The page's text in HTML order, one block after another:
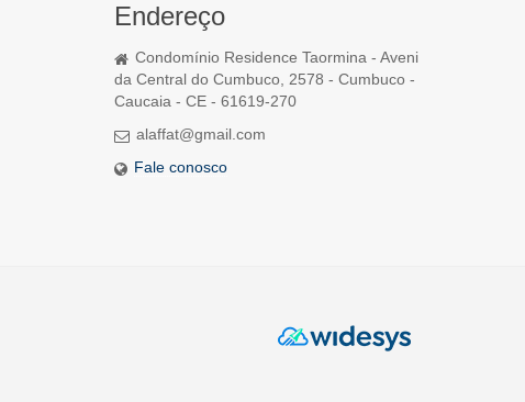
Endereço
Condomínio Residence Taormina - Aveni
da Central do Cumbuco, 2578 - Cumbuco -
Caucaia - CE - 61619-270
alaffat@gmail.com
Fale conosco